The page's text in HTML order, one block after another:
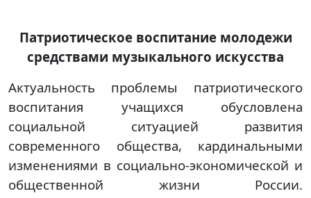
Патриотическое воспитание молодежи
средствами музыкального искусства
Актуальность проблемы патриотического
воспитания учащихся обусловлена
социальной ситуацией развития
современного общества, кардинальными
изменениями в социально-экономической и
общественной жизни России.